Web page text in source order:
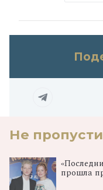
Не
прошла